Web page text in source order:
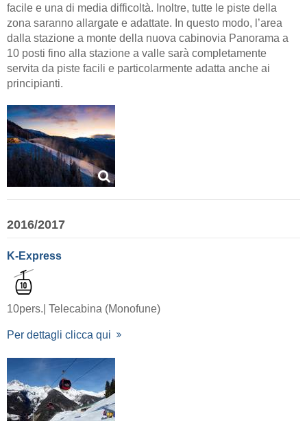
facile e una di media difficoltà. Inoltre, tutte le piste della
zona saranno allargate e adattate. In questo modo, l’area
dalla stazione a monte della nuova cabinovia Panorama a
10 posti fino alla stazione a valle sarà completamente
servita da piste facili e particolarmente adatta anche ai
principianti.
2016/2017
K-Express
10pers.| Telecabina (Monofune)
Per dettagli clicca qui